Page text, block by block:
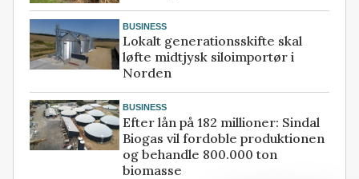
BUSINESS
Lokalt generationsskifte skal
løfte midtjysk siloimportør i
Norden
BUSINESS
Efter lån på 182 millioner: Sindal
Biogas vil fordoble produktionen
og behandle 800.000 ton
biomasse